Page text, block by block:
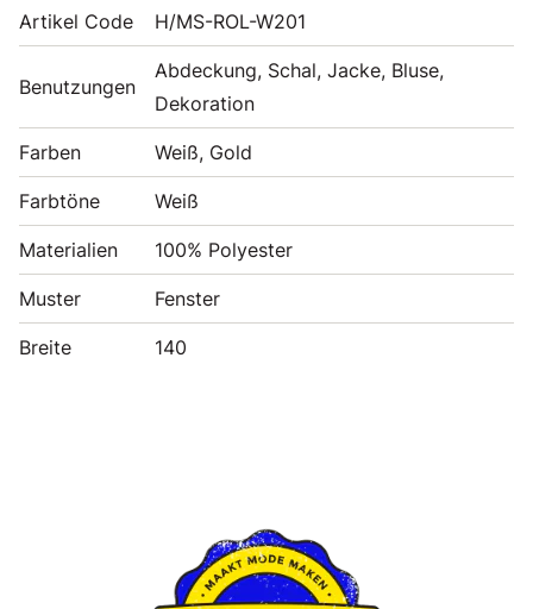
Artikel Code H/MS-ROL-W201
Benutzungen
Abdeckung, Schal, Jacke, Bluse,
Dekoration
Farben Weiß, Gold
Farbtöne Weiß
Materialien 100% Polyester
Muster Fenster
Breite 140